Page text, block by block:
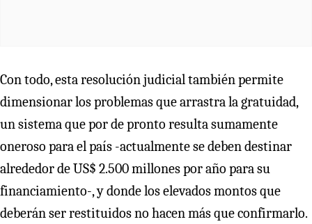
Con todo, esta resolución judicial también permite
dimensionar los problemas que arrastra la gratuidad,
un sistema que por de pronto resulta sumamente
oneroso para el país -actualmente se deben destinar
alrededor de US$ 2.500 millones por año para su
financiamiento-, y donde los elevados montos que
deberán ser restituidos no hacen más que confirmarlo.